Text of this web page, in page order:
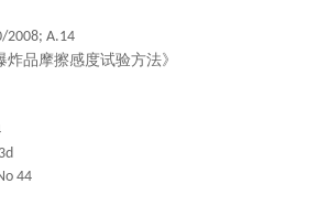
2008; A.14
炸品摩擦感度试验方法》
44